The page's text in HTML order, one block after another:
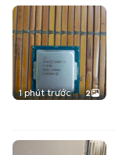
1 phút trước 2